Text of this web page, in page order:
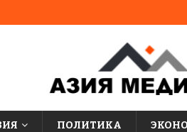
ПОЛИТИКА